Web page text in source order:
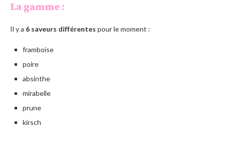
La gamme :
Il y a 6 saveurs différentes pour le moment :
framboise
poire
absinthe
mirabelle
prune
kirsch